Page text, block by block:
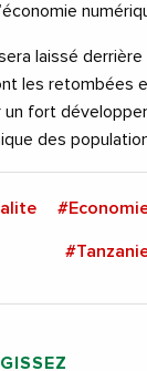
laissé
les retombées
un fort
des